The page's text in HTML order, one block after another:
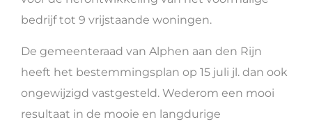
bedrijf tot 9 vrijstaande woningen.
De gemeenteraad van Alphen aan den Rijn
heeft het bestemmingsplan op 15 juli jl. dan ook
ongewijzigd vastgesteld. Wederom een mooi
resultaat in de mooie en langdurige